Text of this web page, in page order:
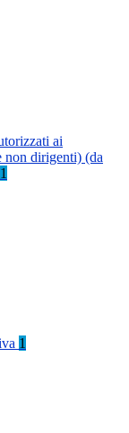
ai
non dirigenti) (da
1
1